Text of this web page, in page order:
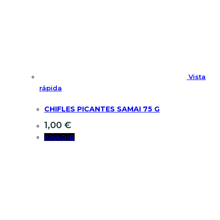
Vista
rápida
CHIFLES PICANTES SAMAI 75 G
1,00 €
AÑADIR